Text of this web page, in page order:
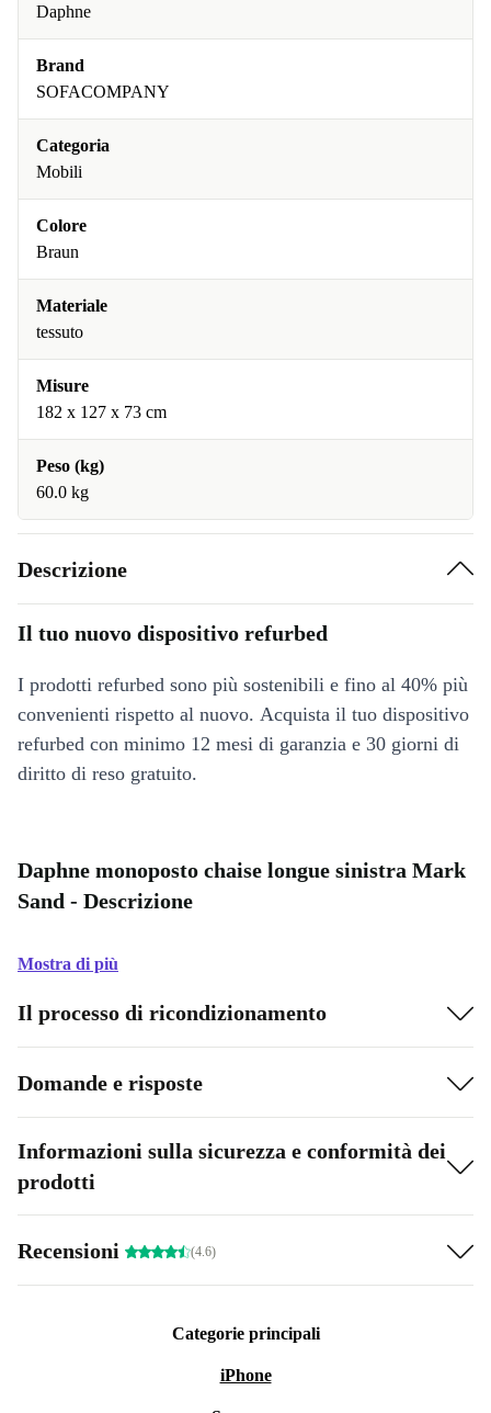
Daphne
Brand
SOFACOMPANY
Categoria
Mobili
Colore
Braun
Materiale
tessuto
Misure
182 x 127 x 73 cm
Peso (kg)
60.0 kg
Descrizione
Il tuo nuovo dispositivo refurbed
I prodotti refurbed sono più sostenibili e fino al 40% più
convenienti rispetto al nuovo. Acquista il tuo dispositivo
refurbed con minimo 12 mesi di garanzia e 30 giorni di
diritto di reso gratuito.
Daphne monoposto chaise longue sinistra Mark
Sand - Descrizione
Mostra di più
Il processo di ricondizionamento
Domande e risposte
Informazioni sulla sicurezza e conformità dei
prodotti
Recensioni (4.6)
Categorie principali
iPhone